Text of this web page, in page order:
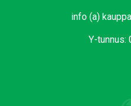
info (a)
Y-tunnus: